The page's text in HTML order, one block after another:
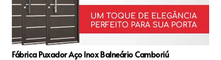
Fábrica Puxador Aço Inox Balneário Camboriú